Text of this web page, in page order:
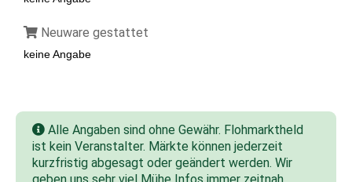
Neuware gestattet
keine Angabe
Alle Angaben sind ohne Gewähr. Flohmarktheld
ist kein Veranstalter. Märkte können jederzeit
kurzfristig abgesagt oder geändert werden. Wir